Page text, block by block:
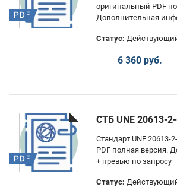
оригинальный PDF
Дополнительная
Статус:
6 360 руб.
СТБ UNE 20613-
Стандарт UNE 20613-
PDF полная версия.
+ превью по запросу
Статус: